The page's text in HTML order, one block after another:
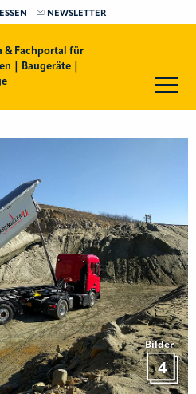
NEWSLETTER
& Fachportal für
| Baugeräte |
Bilder
4